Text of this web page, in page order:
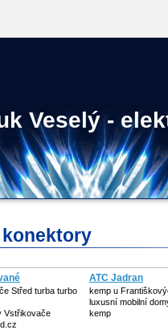
Veselý -
Střed turba turbo
Vstřikovače
ATC Jadran
kemp u
luxusní mobilní
kemp